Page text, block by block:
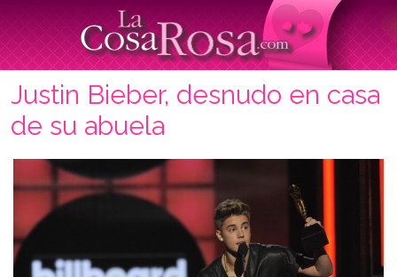
Justin Bieber, desnudo en casa
de su abuela